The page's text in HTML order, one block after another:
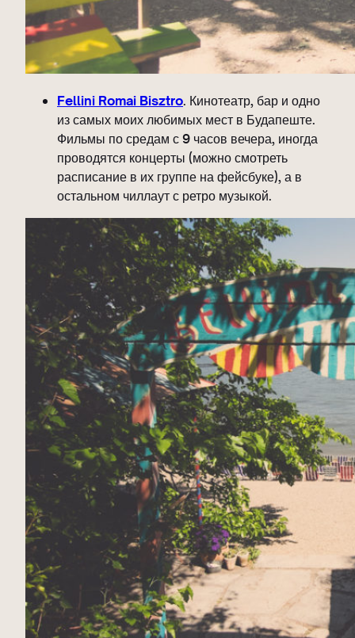
Fellini Romai Bisztro. Кинотеатр, бар и одно
из самых моих любимых мест в Будапеште.
Фильмы по средам с 9 часов вечера, иногда
проводятся концерты (можно смотреть
расписание в их группе на фейсбуке), а в
остальном чиллаут с ретро музыкой.